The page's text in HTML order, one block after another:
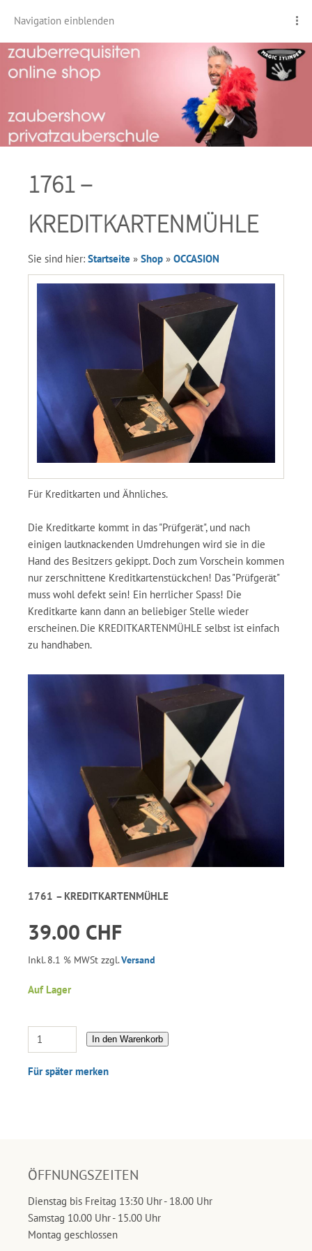
Navigation einblenden
1761 –
KREDITKARTENMÜHLE
Sie sind hier: Startseite » Shop » OCCASION
Für Kreditkarten und Ähnliches.
Die Kreditkarte kommt in das "Prüfgerät", und nach
einigen lautknackenden Umdrehungen wird sie in die
Hand des Besitzers gekippt. Doch zum Vorschein kommen
nur zerschnittene Kreditkartenstückchen! Das "Prüfgerät"
muss wohl defekt sein! Ein herrlicher Spass! Die
Kreditkarte kann dann an beliebiger Stelle wieder
erscheinen. Die KREDITKARTENMÜHLE selbst ist einfach
zu handhaben.
1761 – KREDITKARTENMÜHLE
39.00 CHF
Inkl. 8.1 % MWSt zzgl.Versand
Auf Lager
In den Warenkorb
Für später merken
ÖFFNUNGSZEITEN
Dienstag bis Freitag 13:30 Uhr - 18.00 Uhr
Samstag 10.00 Uhr - 15.00 Uhr
Montag geschlossen